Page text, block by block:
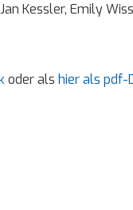
Kessler, Emily
oder als hier als pdf-